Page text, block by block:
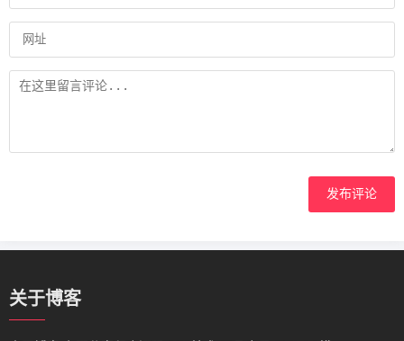
发布评论
关于博客